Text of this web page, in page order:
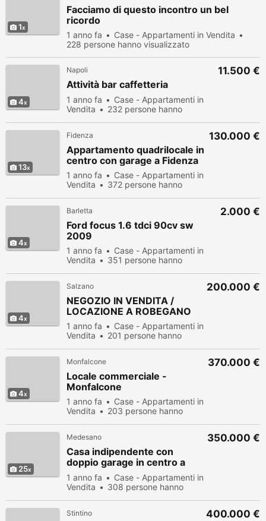
1
Facciamo di questo incontro un bel
ricordo
1 anno fa
Case - Appartamenti in Vendita
228 persone hanno visualizzato
4
Napoli
Attività bar caffetteria
1 anno fa
Case - Appartamenti in
Vendita
232 persone hanno
11.500 €
13
Fidenza
Appartamento quadrilocale in
centro con garage a Fidenza
1 anno fa
Case - Appartamenti in
Vendita
372 persone hanno
130.000 €
4
Barletta
Ford focus 1.6 tdci 90cv sw
2009
1 anno fa
Case - Appartamenti in
Vendita
351 persone hanno
2.000 €
4
Salzano
NEGOZIO IN VENDITA /
LOCAZIONE A ROBEGANO
1 anno fa
Case - Appartamenti in
Vendita
201 persone hanno
200.000 €
4
Monfalcone
Locale commerciale -
Monfalcone
1 anno fa
Case - Appartamenti in
Vendita
203 persone hanno
370.000 €
25
Medesano
Casa indipendente con
doppio garage in centro a
Medesano
1 anno fa
Case - Appartamenti in
Vendita
308 persone hanno
350.000 €
Stintino 400.000 €